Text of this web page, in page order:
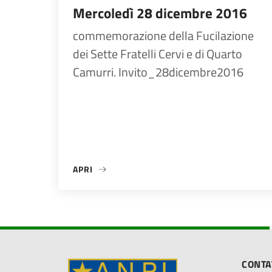
Mercoledì 28 dicembre 2016
commemorazione della Fucilazione
dei Sette Fratelli Cervi e di Quarto
Camurri. Invito_28dicembre2016
APRI
«MERCOLEDÌ 28 DICEMBRE 2016»